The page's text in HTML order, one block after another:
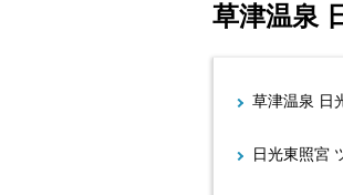
草津温泉
草津温泉 日
日光東照宮